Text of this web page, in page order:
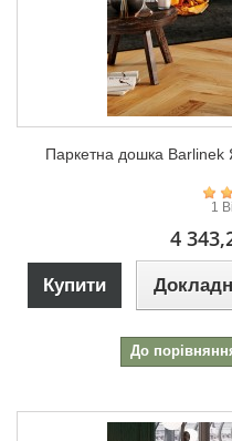
Паркетна дошка Barlinek
1
4
Купити
До